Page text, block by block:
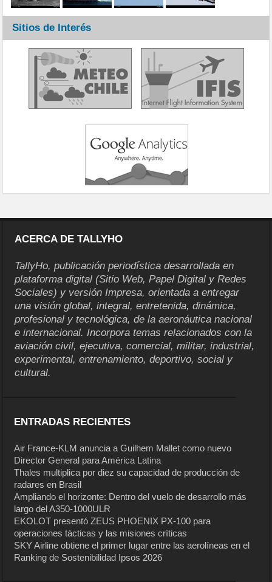
Sitios de Interés
ACERCA DE TALLYHO
TallyHo, publicación periodística desarrollada en
plataforma digital (Sitio Web, Papel Digital y Redes
Sociales) y versión Impresa, orientada a entregar
una visión global, integral, entretenida, dinámica,
profesional y tecnológica, de la aeronáutica nacional
e internacional. Incorpora temas relacionados con la
aviación civil, ejecutiva, comercial, militar, industrial,
experimental, entrenamiento, deportivo, social y
cultural.
ENTRADAS RECIENTES
Air France-KLM anuncia a Guilhem Mallet como nuevo
Director General para América Latina
Thales multiplica por diez su capacidad de producción de
radares en Brasil
Ampliando el horizonte: Dentro del vuelo de desarrollo más
largo del A350-1000ULR
EKOLOT presentó ZEUS PHOENIX PX-100 para
operaciones tácticas y las misiones críticas
SKY Airline obtiene el primer lugar entre las aerolíneas en el
Ranking de Sostenibilidad Ipsos 2026